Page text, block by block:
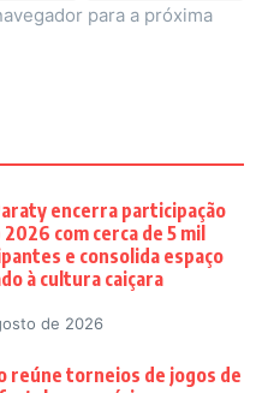
para a próxima
encerra participação
2026 com cerca de 5 mil
e consolida espaço
à cultura caiçara
de 2026
reúne torneios de jogos de